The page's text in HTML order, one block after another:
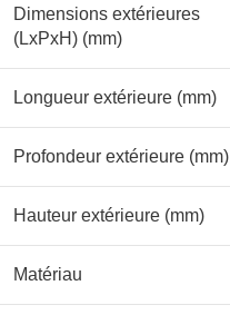
Dimensions extérieures
(LxPxH) (mm)
Longueur extérieure (mm)
Profondeur extérieure (mm)
Hauteur extérieure (mm)
Matériau